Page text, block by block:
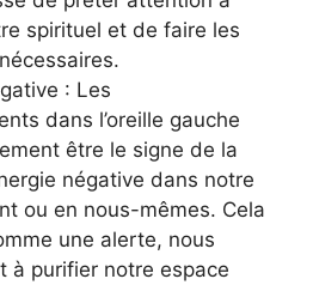
spirituel et de faire les
: Les
dans l’oreille gauche
être le signe de la
négative dans notre
ou en nous-mêmes. Cela
une alerte, nous
à purifier notre espace